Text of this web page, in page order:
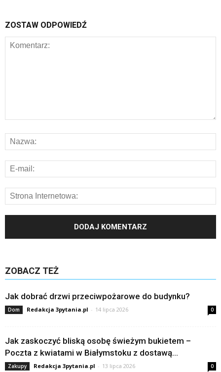
ZOSTAW ODPOWIEDŹ
ZOBACZ TEŻ
Jak dobrać drzwi przeciwpożarowe do budynku?
Dom Redakcja 3pytania.pl - 14 lipca 2026 0
Jak zaskoczyć bliską osobę świeżym bukietem –
Poczta z kwiatami w Białymstoku z dostawą...
Zakupy Redakcja 3pytania.pl - 13 lipca 2026 0